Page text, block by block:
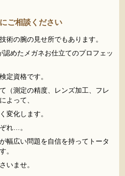
ご相談ください
術の腕の見せ所でもあります。
めたメガネお仕立てのプロフェッ
定資格です。
（測定の精度、レンズ加工、フレ
よって、
変化します。
れ…。
幅広い問題を自信を持ってトータ
。
いませ。